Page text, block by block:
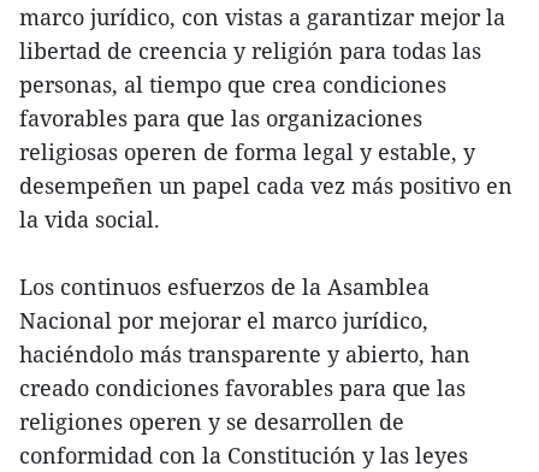
marco jurídico, con vistas a garantizar mejor la
libertad de creencia y religión para todas las
personas, al tiempo que crea condiciones
favorables para que las organizaciones
religiosas operen de forma legal y estable, y
desempeñen un papel cada vez más positivo en
la vida social.
Los continuos esfuerzos de la Asamblea
Nacional por mejorar el marco jurídico,
haciéndolo más transparente y abierto, han
creado condiciones favorables para que las
religiones operen y se desarrollen de
conformidad con la Constitución y las leyes